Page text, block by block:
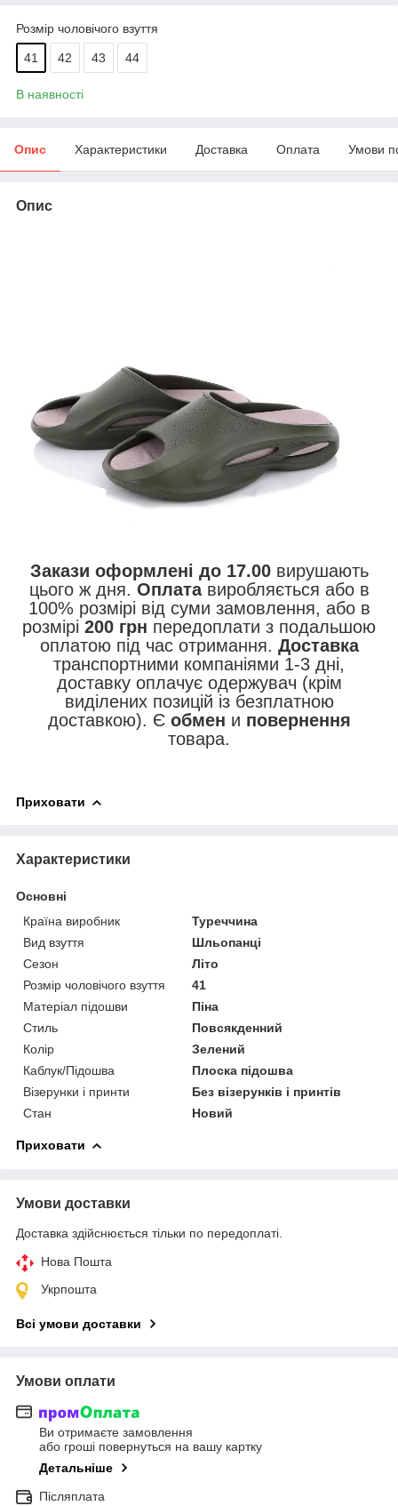
Розмір чоловічого взуття
41 42 43 44
В наявності
Опис Характеристики Доставка Оплата Умови
Опис
Закази оформлені до 17.00вирушають
цього ж дня. Оплатавиробляється або в
100% розмірі від суми замовлення, або в
розмірі 200 грн передоплати з подальшою
оплатою під час отримання. Доставка
транспортними компаніями 1-3 дні,
доставку оплачує одержувач (крім
виділених позицій із безплатною
доставкою). Є обмен и повернення
товара.
Приховати
Характеристики
Основні
Країна виробник
Туреччина
Вид взуття
Шльопанці
Сезон
Літо
Розмір чоловічого взуття
41
Матеріал підошви
Піна
Стиль
Повсякденний
Колір
Зелений
Каблук/Підошва
Плоска підошва
Візерунки і принти
Без візерунків і принтів
Стан
Новий
Приховати
Умови доставки
Доставка здійснюється тільки по передоплаті.
Нова Пошта
Укрпошта
Всі умови доставки
Умови оплати
Ви отримаєте замовлення
або гроші повернуться на вашу картку
Детальніше
Післяплата